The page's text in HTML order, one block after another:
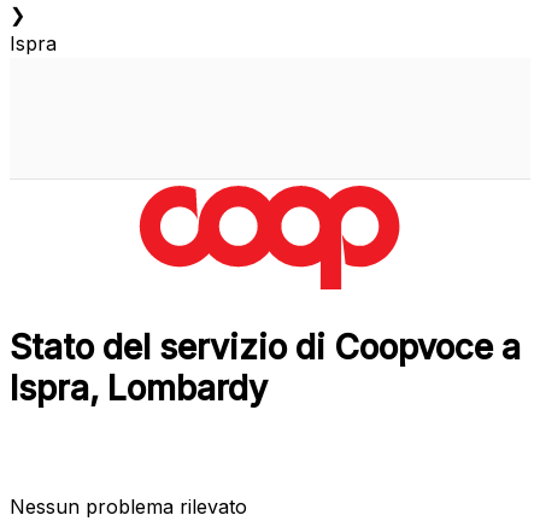
❯
Ispra
Stato del servizio di Coopvoce a
Ispra, Lombardy
Nessun problema rilevato